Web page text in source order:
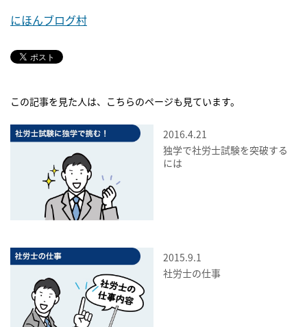
にほんブログ村
この記事を見た人は、こちらのページも見ています。
2016.4.21
独学で社労士試験を突破する
には
2015.9.1
社労士の仕事